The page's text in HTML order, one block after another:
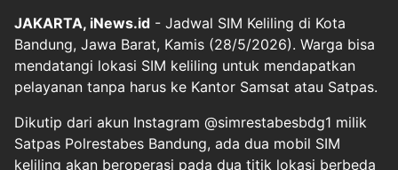
JAKARTA, iNews.id - Jadwal SIM Keliling di Kota
Bandung, Jawa Barat, Kamis (28/5/2026). Warga bisa
mendatangi lokasi SIM keliling untuk mendapatkan
pelayanan tanpa harus ke Kantor Samsat atau Satpas.
Dikutip dari akun Instagram @simrestabesbdg1 milik
Satpas Polrestabes Bandung, ada dua mobil SIM
keliling akan beroperasi pada dua titik lokasi berbeda